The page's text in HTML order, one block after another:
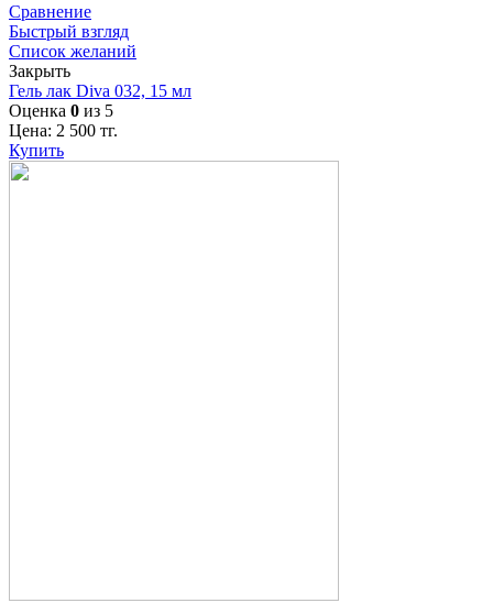
Сравнение
Быстрый взгляд
Список желаний
Закрыть
Гель лак Diva 032, 15 мл
Оценка 0 из 5
Цена: 2 500 тг.
Купить